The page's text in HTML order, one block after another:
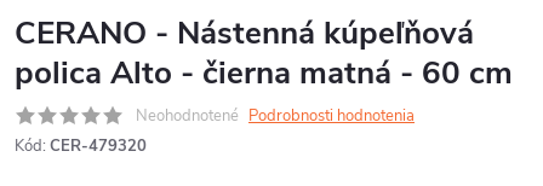
CERANO - Nástenná kúpeľňová
polica Alto - čierna matná - 60 cm
Neohodnotené Podrobnosti hodnotenia
Kód: CER-479320